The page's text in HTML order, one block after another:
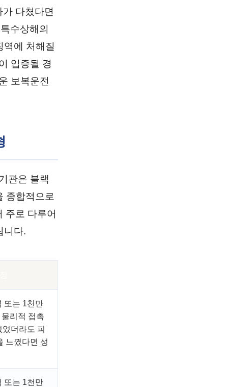
다쳤다면
수상해의
역에 처해질
입증될 경
보복운전
관은 블랙
종합적으로
주로 다루어
니다.
또는 1천만
리적 접촉
더라도 피
느꼈다면 성
또는 1천만